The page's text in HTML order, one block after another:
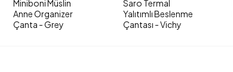
Miniboni Müslin
Anne Organizer
Çanta - Grey
Saro Termal
Yalıtımlı Beslenme
Çantası - Vichy